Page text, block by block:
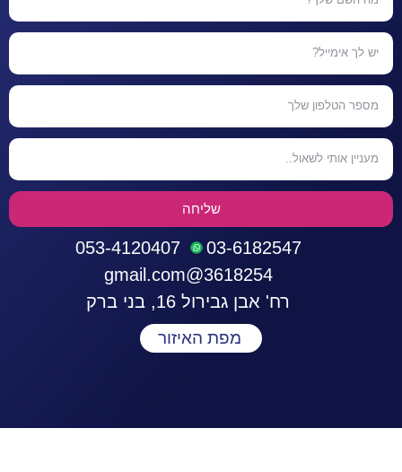
שליחה
03-6182547
053-4120407
3618254@gmail.com
רח' אבן גבירול 16, בני ברק
מפת האיזור